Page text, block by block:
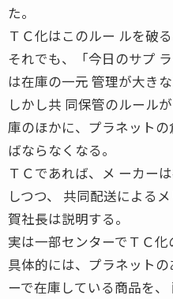
た。
ＴＣ化はこのルー ルを破る
それでも、「今日のサプ
は在庫の一元 管理が大き
しかし共 同保管のルール
庫のほかに、プラネット
ばならなくなる。
ＴＣであれば、メ ーカー
しつつ、 共同配送による
賀社長は説明する。
実は一部センターでＴＣ化
具体的には、プラネット
ーで在庫している商品を